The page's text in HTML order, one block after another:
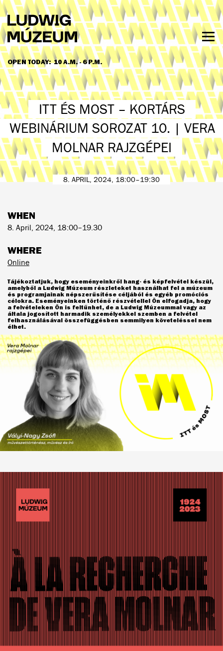
Skip
to
main
content
OPEN TODAY: 10 A.M. - 6 P.M.
HOURS & ADMISSION
ITT ÉS MOST – KORTÁRS
WEBINÁRIUM SOROZAT 10. | VERA
MOLNAR RAJZGÉPEI
8. APRIL, 2024, 18:00–19:30
WHEN
8. April, 2024, 18:00–19.30
WHERE
Online
Tájékoztatjuk, hogy eseményeinkről hang- és képfelvétel készül,
amelyből a Ludwig Múzeum részleteket használhat fel a múzeum
és programjainak népszerűsítése céljából és egyéb promóciós
célokra. Eseményeinken történő részvétellel Ön elfogadja, hogy
a felvételeken Ön is feltűnhet, de a Ludwig Múzeummal vagy az
általa jogosított harmadik személyekkel szemben a felvétel
felhasználásával összefüggésben semmilyen követeléssel nem
élhet.